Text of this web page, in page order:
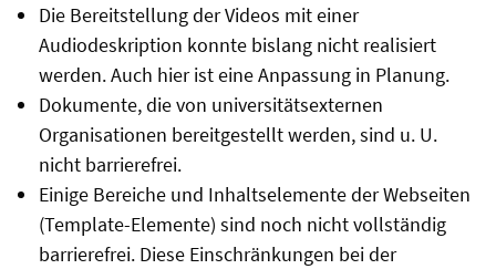
Die Bereitstellung der Videos mit einer
Audiodeskription konnte bislang nicht realisiert
werden. Auch hier ist eine Anpassung in Planung.
Dokumente, die von universitätsexternen
Organisationen bereitgestellt werden, sind u. U.
nicht barrierefrei.
Einige Bereiche und Inhaltselemente der Webseiten
(Template-Elemente) sind noch nicht vollständig
barrierefrei. Diese Einschränkungen bei der